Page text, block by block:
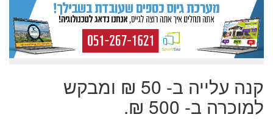
קנה עלייה ב- 50 ₪ ומבקש
למוכרה ב- 500 ₪.